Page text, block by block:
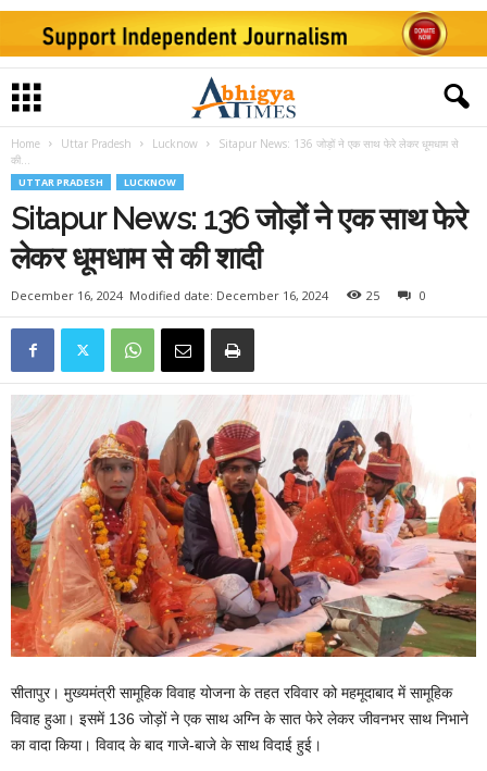
Home Uttar Pradesh Lucknow
Sitapur News: 136 जोड़ों ने एक साथ फेरे लेकर धूमधाम से
की...
UTTAR PRADESH LUCKNOW
Sitapur News: 136 जोड़ों ने एक साथ फेरे
लेकर धूमधाम से की शादी
December 16, 2024 Modified date: December 16, 2024 25 0
सीतापुर। मुख्यमंत्री सामूहिक विवाह योजना के तहत रविवार को महमूदाबाद में सामूहिक
विवाह हुआ। इसमें 136 जोड़ों ने एक साथ अग्नि के सात फेरे लेकर जीवनभर साथ निभाने
का वादा किया। विवाद के बाद गाजे-बाजे के साथ विदाई हुई।